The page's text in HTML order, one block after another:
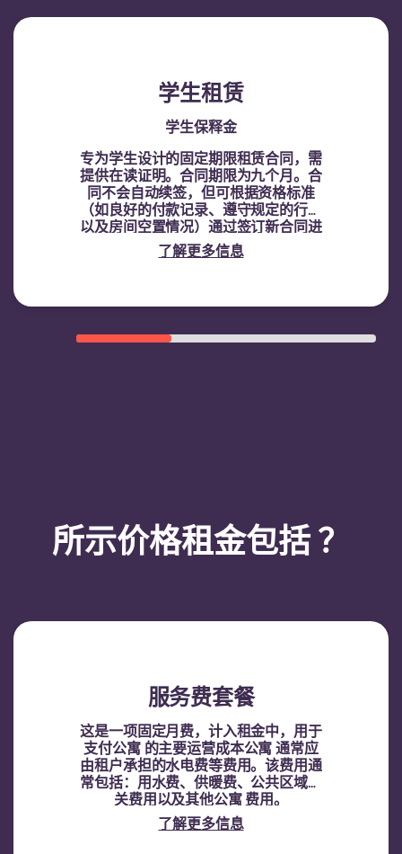
学生租赁
学生保释金
专为学生设计的固定期限租赁合同，需
提供在读证明。合同期限为九个月。合
同不会自动续签，但可根据资格标准
（如良好的付款记录、遵守规定的行为
以及房间空置情况）通过签订新合同进
行续租。
了解更多信息
所示价格租金包括 ？
服务费套餐
这是一项固定月费，计入租金中，用于
支付公寓 的主要运营成本公寓 通常应
由租户承担的水电费等费用。该费用通
常包括：用水费、供暖费、公共区域相
关费用以及其他公寓 费用。
了解更多信息